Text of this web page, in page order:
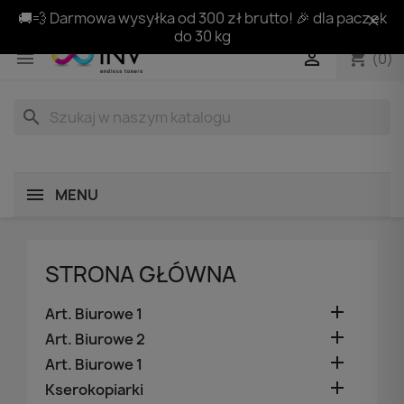
🚚💨 Darmowa wysyłka od 300 zł brutto! 🎉 dla paczek
do 30 kg
 shopping_cart(0)

search
MENU
STRONA GŁÓWNA
Art. Biurowe 1 
Art. Biurowe 2 
Art. Biurowe 1 
Kserokopiarki 